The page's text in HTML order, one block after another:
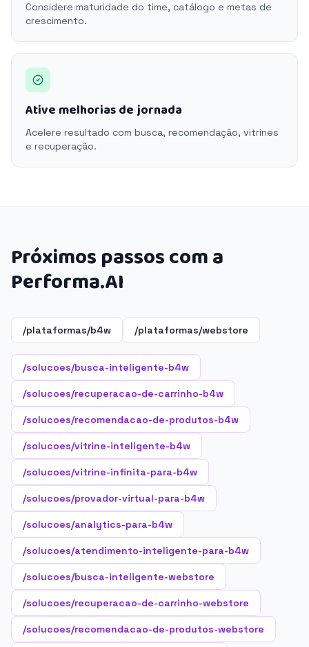
Considere maturidade do time, catálogo e metas de
crescimento.
Ative melhorias de jornada
Acelere resultado com busca, recomendação, vitrines
e recuperação.
Próximos passos com a
Performa.AI
/plataformas/b4w /plataformas/webstore
/solucoes/busca-inteligente-b4w
/solucoes/recuperacao-de-carrinho-b4w
/solucoes/recomendacao-de-produtos-b4w
/solucoes/vitrine-inteligente-b4w
/solucoes/vitrine-infinita-para-b4w
/solucoes/provador-virtual-para-b4w
/solucoes/analytics-para-b4w
/solucoes/atendimento-inteligente-para-b4w
/solucoes/busca-inteligente-webstore
/solucoes/recuperacao-de-carrinho-webstore
/solucoes/recomendacao-de-produtos-webstore